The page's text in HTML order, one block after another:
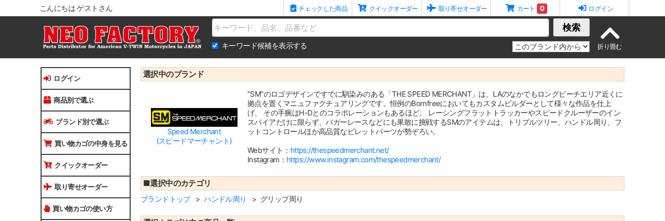
こんにちは ゲストさん チェックした商品 クイックオーダー 取り寄せオーダー カート 0 ログイン
Name 検索
キーワード候補を表示する
ログイン
商品別で選ぶ
ブランド別で選ぶ
買い物カゴの中身を見る
クイックオーダー
取り寄せオーダー
買い物カゴの使い方
選択中のブランド
Speed Merchant
(スピードマーチャント)
“SM”のロゴデザインですでに馴染みのある「THE SPEED MERCHANT」は、LAのなかでもロングビーチエリア近くに
拠点を置くマニュファクチュアリングです。恒例のBornfreeにおいてもカスタムビルダーとして様々な作品を仕上
げ、 その手腕はH-Dとのコラボレーションもあるほど。 レーシングフラットトラッカーやスピードクルーザーのイン
スパイアだけに限らず、バガーレースなどにも果敢に挑戦するSMのアイテムは、トリプルツリー、ハンドル周り、フ
ットコントロールほか高品質なビレットパーツが勢ぞろい。
Webサイト： https://thespeedmerchant.net/
Instagram： https://www.instagram.com/thespeedmerchant/
■選択中のカテゴリ
ブランドトップ ハンドル周り グリップ周り